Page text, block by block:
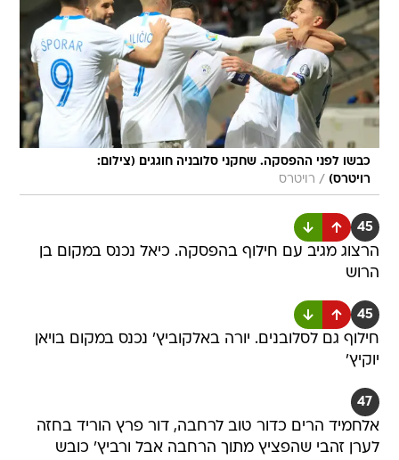
כבשו לפני ההפסקה. שחקני סלובניה חוגגים (צילום:
רויטרס) / רויטרס
45
הרצוג מגיב עם חילוף בהפסקה. כיאל נכנס במקום בן
הרוש
45
חילוף גם לסלובנים. יורה באלקוביץ' נכנס במקום בויאן
יוקיץ'
47
אלחמיד הרים כדור טוב לרחבה, דור פרץ הוריד בחזה
לערן זהבי שהפציץ מתוך הרחבה אבל ורביץ' כובש